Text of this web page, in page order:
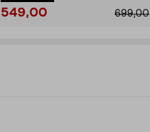
549,00 699,00